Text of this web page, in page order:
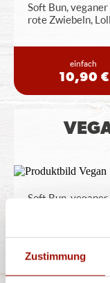
Zustimmung
Soft Bun,
rote Zwiebeln,
einfach
10,90 €
Soft Bun,
einfach